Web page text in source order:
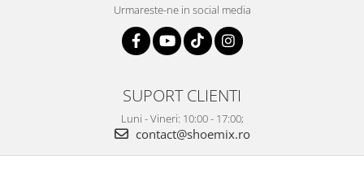
Urmareste-ne in social media
SUPORT CLIENTI
Luni - Vineri: 10:00 - 17:00;
contact@shoemix.ro